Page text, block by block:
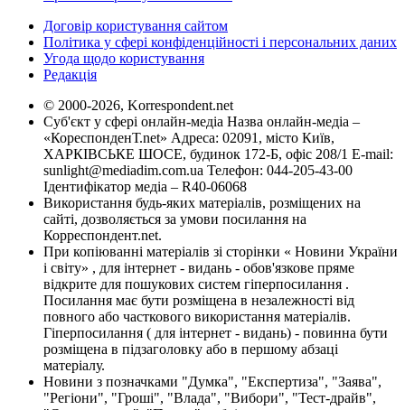
Договір користування сайтом
Політика у сфері конфіденційності і персональних даних
Угода щодо користування
Редакція
© 2000-2026, Korrespondent.net
Суб'єкт у сфері онлайн-медіа Назва онлайн-медіа –
«КореспонденТ.net» Адреса: 02091, місто Київ,
ХАРКІВСЬКЕ ШОСЕ, будинок 172-Б, офіс 208/1 E-mail:
sunlight@mediadim.com.ua Телефон: 044-205-43-00
Ідентифікатор медіа – R40-06068
Використання будь-яких матеріалів, розміщених на
сайті, дозволяється за умови посилання на
Корреспондент.net.
При копіюванні матеріалів зі сторінки « Новини України
і світу» , для інтернет - видань - обов'язкове пряме
відкрите для пошукових систем гіперпосилання .
Посилання має бути розміщена в незалежності від
повного або часткового використання матеріалів.
Гіперпосилання ( для інтернет - видань) - повинна бути
розміщена в підзаголовку або в першому абзаці
матеріалу.
Новини з позначками "Думка", "Експертиза", "Заява",
"Регіони", "Гроші", "Влада", "Вибори", "Тест-драйв",